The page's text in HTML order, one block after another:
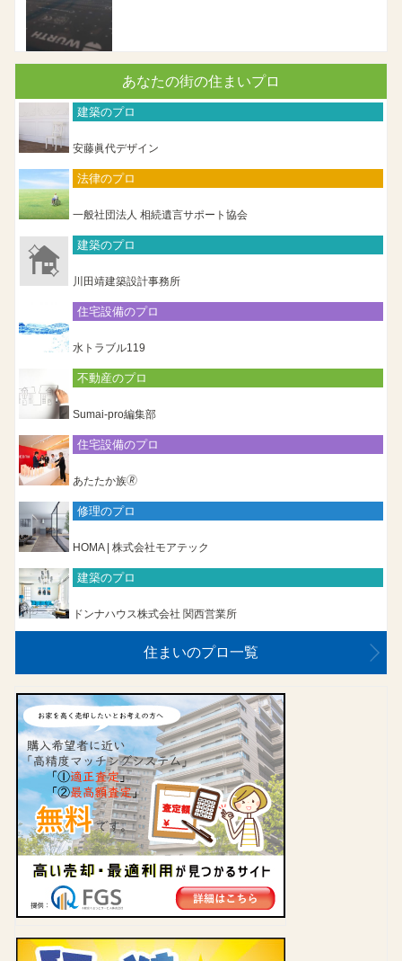
あなたの街の住まいプロ
建築のプロ
安藤眞代デザイン
法律のプロ
一般社団法人 相続遺言サポート協会
建築のプロ
川田靖建築設計事務所
住宅設備のプロ
水トラブル119
不動産のプロ
Sumai-pro編集部
住宅設備のプロ
あたたか族🄬
修理のプロ
HOMA | 株式会社モアテック
建築のプロ
ドンナハウス株式会社 関西営業所
住まいのプロ一覧